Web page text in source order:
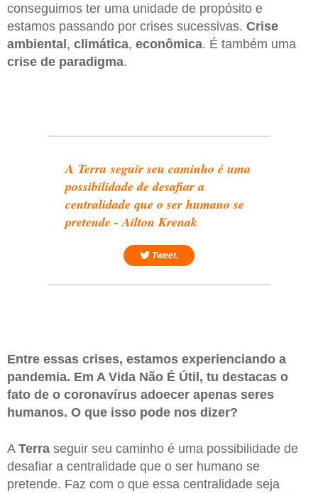
conseguimos ter uma unidade de propósito e
estamos passando por crises sucessivas. Crise
ambiental, climática, econômica. É também uma
crise de paradigma.
A Terra seguir seu caminho é uma
possibilidade de desafiar a
centralidade que o ser humano se
pretende - Ailton Krenak
Tweet.
Entre essas crises, estamos experienciando a
pandemia. Em A Vida Não É Útil, tu destacas o
fato de o coronavírus adoecer apenas seres
humanos. O que isso pode nos dizer?
A Terra seguir seu caminho é uma possibilidade de
desafiar a centralidade que o ser humano se
pretende. Faz com o que essa centralidade seja